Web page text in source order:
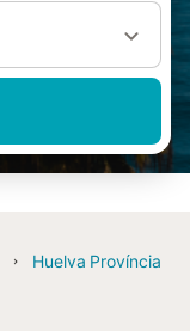
Huelva Província